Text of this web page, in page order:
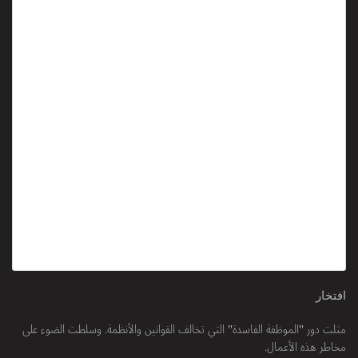
افتخار
مثلت دور "الموظفة الفاسدة" التي تخالف القوانين والأنظمة. وسلطت الضوء على
مخاطر هذه الأعمال.